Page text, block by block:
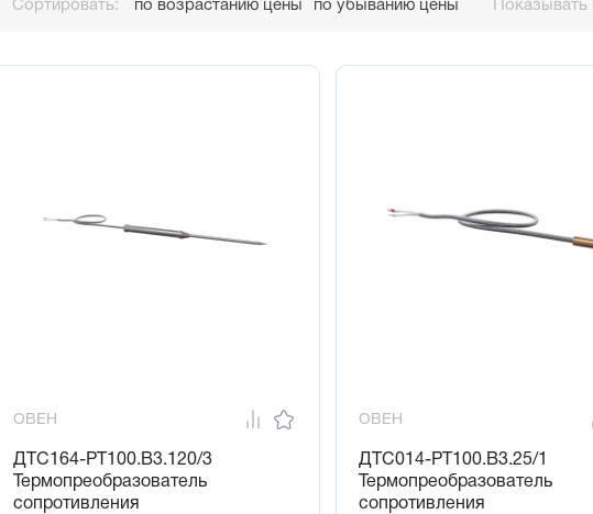
без монтажных элементов (в металлической гладкой защитной арматуре)
монтажа датчиков ДТСхх4 со штуцером на объекты рекомендуется
Сортировать: по возрастанию цены по убыванию цены Показывать
ОВЕН
ДТС164-РТ100.В3.120/3
Термопреобразователь
сопротивления
ОВЕН
ДТС014-РТ100.В3.25/1
Термопреобразователь
сопротивления